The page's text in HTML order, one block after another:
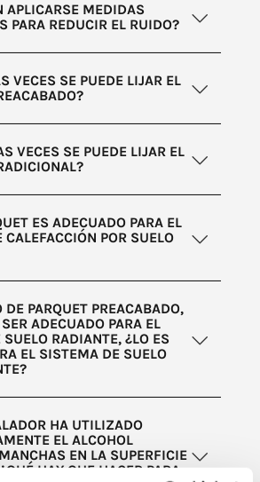
APLICARSE MEDIDAS
PARA REDUCIR EL RUIDO?
VECES SE PUEDE LIJAR EL
VECES SE PUEDE LIJAR EL
ES ADECUADO PARA EL
POR SUELO
DE PARQUET PREACABADO,
ADECUADO PARA EL
RADIANTE, ¿LO ES
EL SISTEMA DE SUELO
HA UTILIZADO
EL ALCOHOL
EN LA SUPERFICIE
HAY QUE HACER PARA